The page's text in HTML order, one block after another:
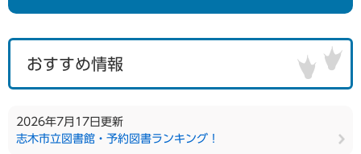
おすすめ情報
2026年7月17日更新
志木市立図書館・予約図書ランキング！